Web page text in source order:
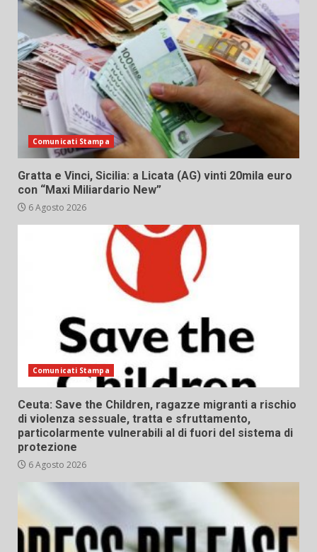
Comunicati Stampa
Gratta e Vinci, Sicilia: a Licata (AG) vinti 20mila euro
con “Maxi Miliardario New”
6 Agosto 2026
Comunicati Stampa
Ceuta: Save the Children, ragazze migranti a rischio
di violenza sessuale, tratta e sfruttamento,
particolarmente vulnerabili al di fuori del sistema di
protezione
6 Agosto 2026